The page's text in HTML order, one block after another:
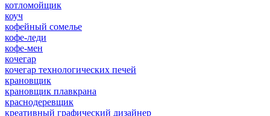
котломойщик
коуч
кофейный сомелье
кофе-леди
кофе-мен
кочегар
кочегар технологических печей
крановщик
крановщик плавкрана
краснодеревщик
креативный графический дизайнер